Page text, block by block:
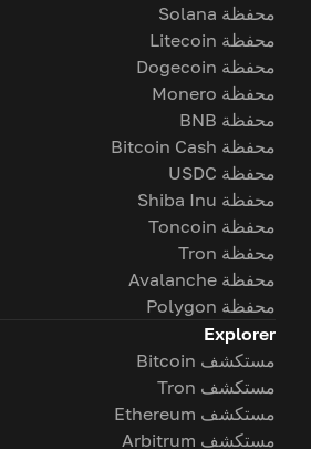
محفظة Solana
محفظة Litecoin
محفظة Dogecoin
محفظة Monero
محفظة BNB
محفظة Bitcoin Cash
محفظة USDC
محفظة Shiba Inu
محفظة Toncoin
محفظة Tron
محفظة Avalanche
محفظة Polygon
Explorer
مستكشف Bitcoin
مستكشف Tron
مستكشف Ethereum
مستكشف Arbitrum